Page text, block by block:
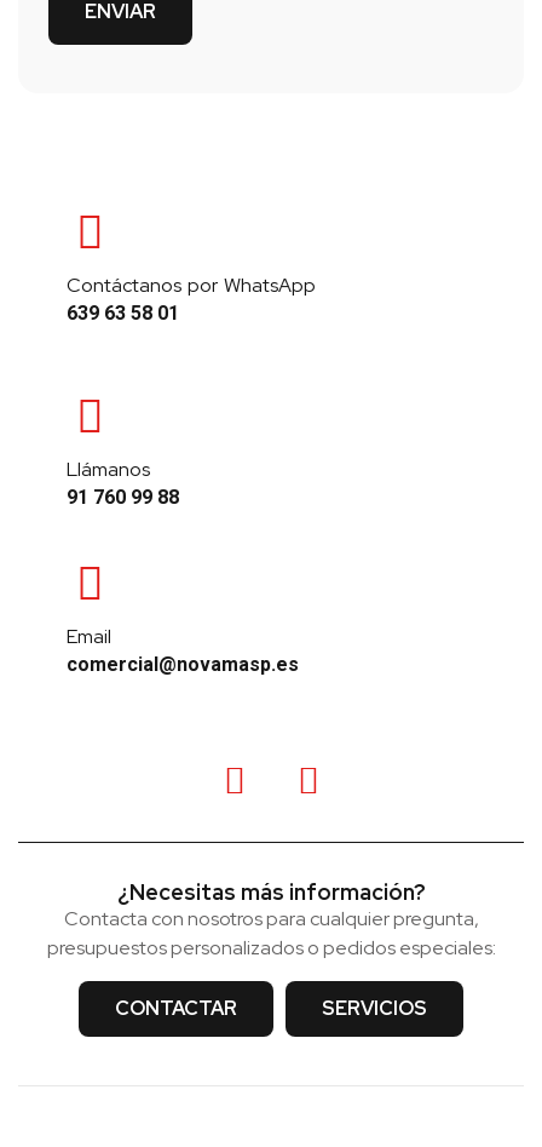
Contáctanos por WhatsApp
639 63 58 01
Llámanos
91 760 99 88
Email
comercial@novamasp.es
¿Necesitas más información?
Contacta con nosotros para cualquier pregunta,
presupuestos personalizados o pedidos especiales:
CONTACTAR SERVICIOS